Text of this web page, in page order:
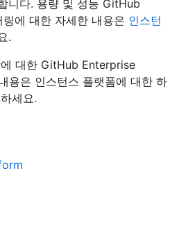
니다. 용량 및 성능 GitHub
에 대한 자세한 내용은 인스턴
.
대한 GitHub Enterprise
용은 인스턴스 플랫폼에 대한 하
세요.